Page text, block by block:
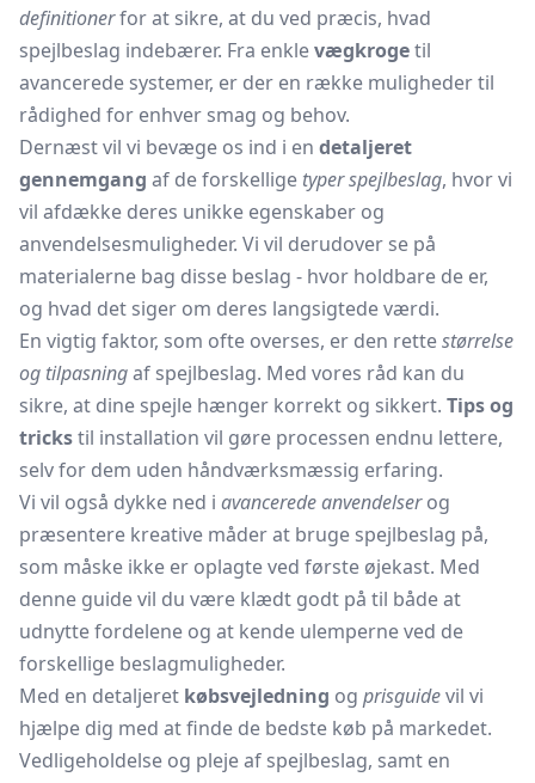
definitionerfor at sikre, at du ved præcis, hvad
spejlbeslag indebærer. Fra enklevægkrogetil
avancerede systemer, er der en række muligheder til
rådighed for enhver smag og behov.
Dernæst vil vi bevæge os ind i en detaljeret
gennemgang af de forskellige typer spejlbeslag, hvor vi
vil afdække deres unikke egenskaber og
anvendelsesmuligheder. Vi vil derudover se på
materialerne bag disse beslag - hvor holdbare de er,
og hvad det siger om deres langsigtede værdi.
En vigtig faktor, som ofte overses, er den rettestørrelse
og tilpasningaf spejlbeslag. Med vores råd kan du
sikre, at dine spejle hænger korrekt og sikkert. Tips og
trickstil installation vil gøre processen endnu lettere,
selv for dem uden håndværksmæssig erfaring.
Vi vil også dykke ned i avancerede anvendelserog
præsentere kreative måder at bruge spejlbeslag på,
som måske ikke er oplagte ved første øjekast. Med
denne guide vil du være klædt godt på til både at
udnytte fordelene og at kende ulemperne ved de
forskellige beslagmuligheder.
Med en detaljeret købsvejledning og prisguidevil vi
hjælpe dig med at finde de bedste køb på markedet.
Vedligeholdelse og pleje af spejlbeslag, samt en